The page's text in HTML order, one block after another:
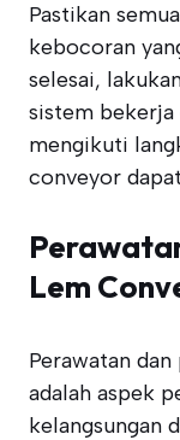
Pastikan
kebocoran
selesai,
sistem bekerja
mengikuti
conveyor
Lem
Perawatan
adalah aspek
kelangsungan